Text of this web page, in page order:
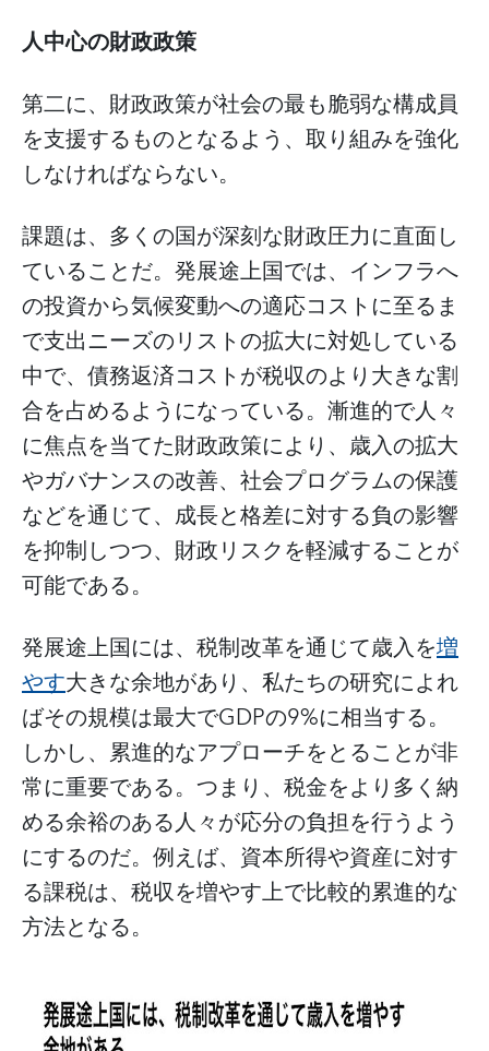
人中心の財政政策
第二に、財政政策が社会の最も脆弱な構成員
を支援するものとなるよう、取り組みを強化
しなければならない。
課題は、多くの国が深刻な財政圧力に直面し
ていることだ。発展途上国では、インフラへ
の投資から気候変動への適応コストに至るま
で支出ニーズのリストの拡大に対処している
中で、債務返済コストが税収のより大きな割
合を占めるようになっている。漸進的で人々
に焦点を当てた財政政策により、歳入の拡大
やガバナンスの改善、社会プログラムの保護
などを通じて、成長と格差に対する負の影響
を抑制しつつ、財政リスクを軽減することが
可能である。
発展途上国には、税制改革を通じて歳入を増
やす大きな余地があり、私たちの研究によれ
ばその規模は最大でGDPの9%に相当する。
しかし、累進的なアプローチをとることが非
常に重要である。つまり、税金をより多く納
める余裕のある人々が応分の負担を行うよう
にするのだ。例えば、資本所得や資産に対す
る課税は、税収を増やす上で比較的累進的な
方法となる。